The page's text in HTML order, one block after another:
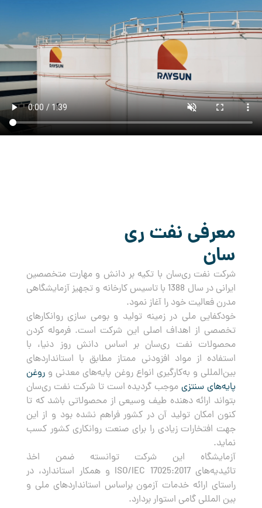
معرفی نفت ری
سان
شرکت نفت ری‌سان با تکیه بر دانش و مهارت متخصصین
ایرانی در سال 1388 با تاسیس کارخانه و تجهیز آزمایشگاهی
مدرن فعالیت خود را آغاز نمود.
خودکفایی ملی در زمینه تولید و بومی سازی روانکارهای
تخصصی از اهداف اصلی این شرکت است. فرموله کردن
محصولات نفت ری‌سان بر اساس دانش روز دنیا، با
استفاده از مواد افزودنی ممتاز مطابق با استانداردهای
بین‌المللی و به‌کارگیری انواع روغن پایه‌های معدنی وروغن
پایه‌های سنتزیموجب گردیده است تا شرکت نفت ری‌سان
بتواند ارائه دهنده طیف وسیعی از محصولاتی باشد که تا
کنون امکان تولید آن در کشور فراهم نشده بود و از این
جهت افتخارات زیادی را برای صنعت روانکاری کشور کسب
نماید.
آزمایشگاه این شرکت توانسته ضمن اخذ
تائیدیه‌های ISO/IEC 17025:2017 و همکار استاندارد، در
راستای ارائه خدمات آزمون براساس استانداردهای ملی و
بین المللی گامی استوار بردارد.